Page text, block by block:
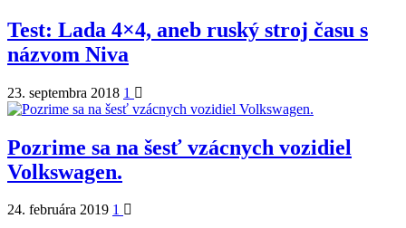
Test: Lada 4×4, aneb ruský stroj času s
názvom Niva
23. septembra 2018 1
Pozrime sa na šesť vzácnych vozidiel
Volkswagen.
24. februára 2019 1